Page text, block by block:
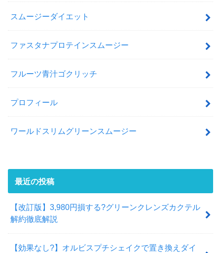
スムージーダイエット
ファスタナプロテインスムージー
フルーツ青汁ゴクリッチ
プロフィール
ワールドスリムグリーンスムージー
最近の投稿
【改訂版】3,980円損する?グリーンクレンズカクテル
解約徹底解説
【効果なし?】オルビスプチシェイクで置き換えダイ